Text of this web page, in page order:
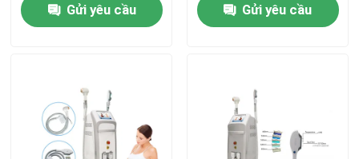
Nhà
Video
Gửi yêu cầu
Gửi yêu cầu